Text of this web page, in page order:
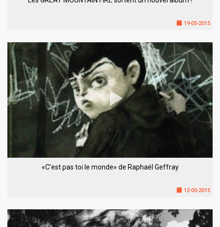
19-05-2015
«C’est pas toi le monde» de Raphaël Geffray
12-05-2015